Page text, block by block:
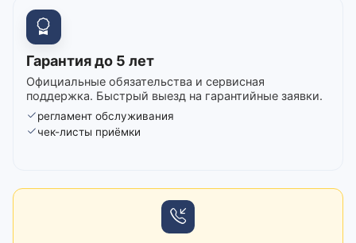
Гарантия до 5 лет
Официальные обязательства и сервисная
поддержка. Быстрый выезд на гарантийные заявки.
регламент обслуживания
чек-листы приёмки